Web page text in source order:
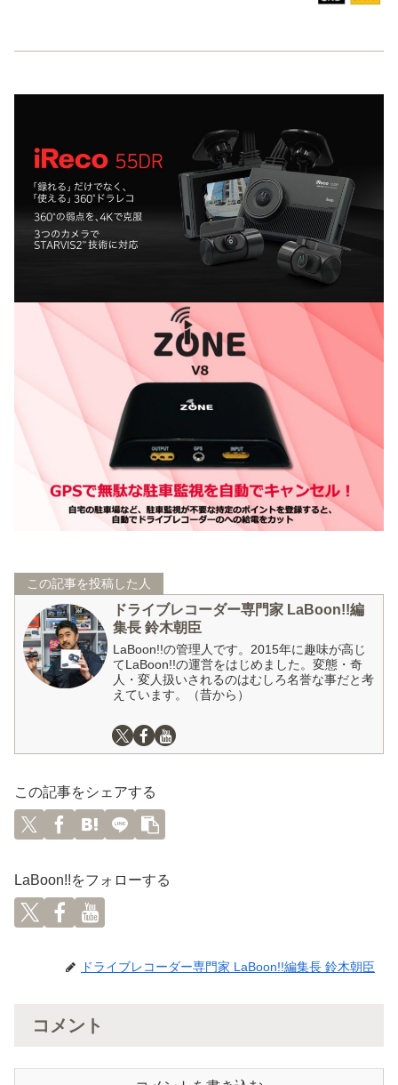
この記事を投稿した人
ドライブレコーダー専門家 LaBoon!!編
集長 鈴木朝臣
LaBoon!!の管理人です。2015年に趣味が高じ
てLaBoon!!の運営をはじめました。変態・奇
人・変人扱いされるのはむしろ名誉な事だと考
えています。（昔から）
この記事をシェアする
LaBoon!!をフォローする
ドライブレコーダー専門家 LaBoon!!編集長 鈴木朝臣
コメント